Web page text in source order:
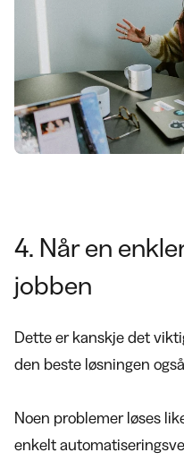
4. Når en
jobben
Dette er kanskje det
den beste løsningen
Noen problemer løses
enkelt